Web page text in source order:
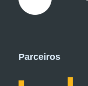
Parceiros